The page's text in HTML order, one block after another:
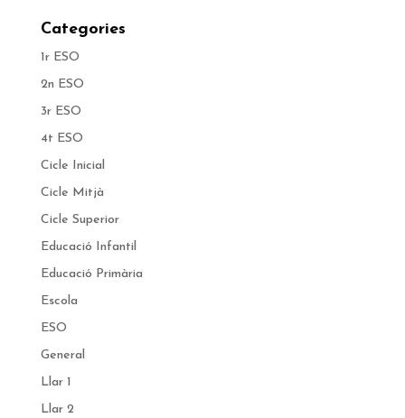
Categories
1r ESO
2n ESO
3r ESO
4t ESO
Cicle Inicial
Cicle Mitjà
Cicle Superior
Educació Infantil
Educació Primària
Escola
ESO
General
Llar 1
Llar 2